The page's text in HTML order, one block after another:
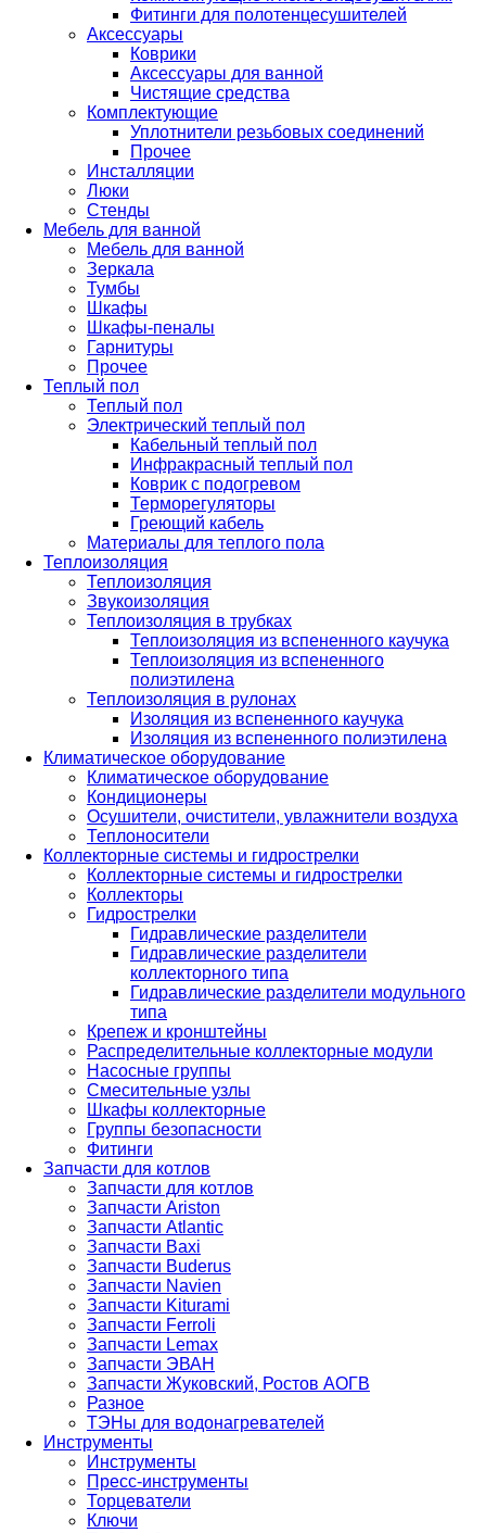
Фитинги для полотенцесушителей
Аксессуары
Коврики
Аксессуары для ванной
Чистящие средства
Комплектующие
Уплотнители резьбовых соединений
Прочее
Инсталляции
Люки
Стенды
Мебель для ванной
Мебель для ванной
Зеркала
Тумбы
Шкафы
Шкафы-пеналы
Гарнитуры
Прочее
Теплый пол
Теплый пол
Электрический теплый пол
Кабельный теплый пол
Инфракрасный теплый пол
Коврик с подогревом
Терморегуляторы
Греющий кабель
Материалы для теплого пола
Теплоизоляция
Теплоизоляция
Звукоизоляция
Теплоизоляция в трубках
Теплоизоляция из вспененного каучука
Теплоизоляция из вспененного
полиэтилена
Теплоизоляция в рулонах
Изоляция из вспененного каучука
Изоляция из вспененного полиэтилена
Климатическое оборудование
Климатическое оборудование
Кондиционеры
Осушители, очистители, увлажнители воздуха
Теплоносители
Коллекторные системы и гидрострелки
Коллекторные системы и гидрострелки
Коллекторы
Гидрострелки
Гидравлические разделители
Гидравлические разделители
коллекторного типа
Гидравлические разделители модульного
типа
Крепеж и кронштейны
Распределительные коллекторные модули
Насосные группы
Смесительные узлы
Шкафы коллекторные
Группы безопасности
Фитинги
Запчасти для котлов
Запчасти для котлов
Запчасти Ariston
Запчасти Atlantic
Запчасти Baxi
Запчасти Buderus
Запчасти Navien
Запчасти Kiturami
Запчасти Ferroli
Запчасти Lemax
Запчасти ЭВАН
Запчасти Жуковский, Ростов АОГВ
Разное
ТЭНы для водонагревателей
Инструменты
Инструменты
Пресс-инструменты
Торцеватели
Ключи